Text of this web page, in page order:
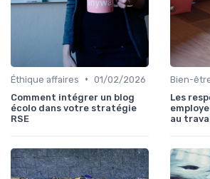
Éthique affaires • 01/02/2026
Comment intégrer un blog
écolo dans votre stratégie
RSE
Les
au